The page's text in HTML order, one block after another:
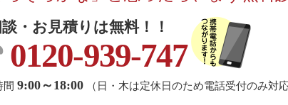
・お見積りは無料！！
0120-939-747
間 9:00～18:00 （日・木は定休日のため電話受付のみ対応